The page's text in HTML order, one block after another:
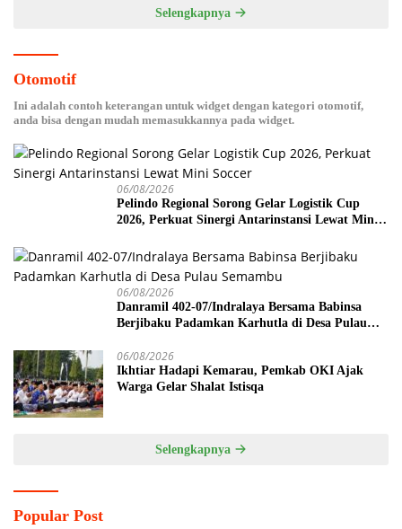
Selengkapnya
Otomotif
Ini adalah contoh keterangan untuk widget dengan kategori otomotif,
anda bisa dengan mudah memasukkannya pada widget.
06/08/2026
Pelindo Regional Sorong Gelar Logistik Cup
2026, Perkuat Sinergi Antarinstansi Lewat Mini
06/08/2026
Danramil 402-07/Indralaya Bersama Babinsa
Berjibaku Padamkan Karhutla di Desa Pulau
06/08/2026
Ikhtiar Hadapi Kemarau, Pemkab OKI Ajak
Warga Gelar Shalat Istisqa
Selengkapnya
Popular Post